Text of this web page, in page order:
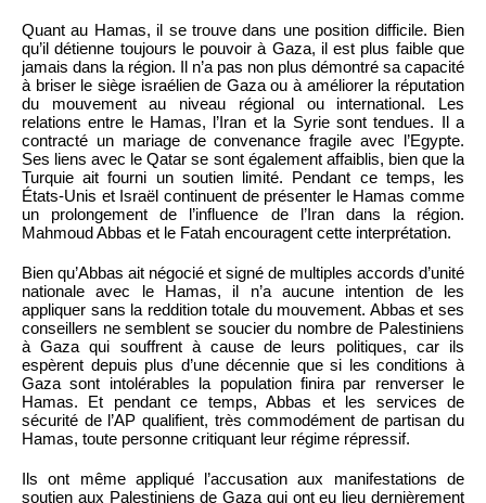
Quant au Hamas, il se trouve dans une position difficile. Bien
qu’il détienne toujours le pouvoir à Gaza, il est plus faible que
jamais dans la région. Il n’a pas non plus démontré sa capacité
à briser le siège israélien de Gaza ou à améliorer la réputation
du mouvement au niveau régional ou international. Les
relations entre le Hamas, l’Iran et la Syrie sont tendues. Il a
contracté un mariage de convenance fragile avec l’Egypte.
Ses liens avec le Qatar se sont également affaiblis, bien que la
Turquie ait fourni un soutien limité. Pendant ce temps, les
États-Unis et Israël continuent de présenter le Hamas comme
un prolongement de l’influence de l’Iran dans la région.
Mahmoud Abbas et le Fatah encouragent cette interprétation.
Bien qu’Abbas ait négocié et signé de multiples accords d’unité
nationale avec le Hamas, il n’a aucune intention de les
appliquer sans la reddition totale du mouvement. Abbas et ses
conseillers ne semblent se soucier du nombre de Palestiniens
à Gaza qui souffrent à cause de leurs politiques, car ils
espèrent depuis plus d’une décennie que si les conditions à
Gaza sont intolérables la population finira par renverser le
Hamas. Et pendant ce temps, Abbas et les services de
sécurité de l’AP qualifient, très commodément de partisan du
Hamas, toute personne critiquant leur régime répressif.
Ils ont même appliqué l’accusation aux manifestations de
soutien aux Palestiniens de Gaza qui ont eu lieu dernièrement